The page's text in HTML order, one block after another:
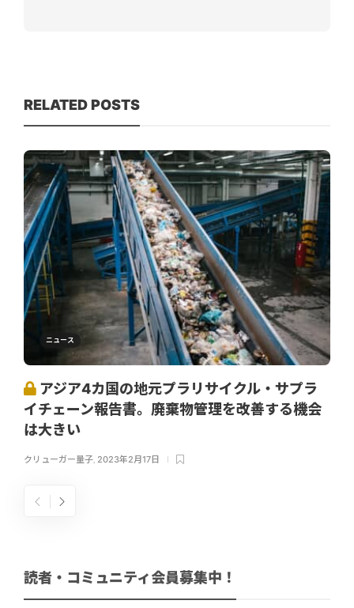
RELATED POSTS
ニュース
アジア4カ国の地元プラリサイクル・サプラ
イチェーン報告書。廃棄物管理を改善する機会
は大きい
クリューガー量子, 2023年2月17日
読者・コミュニティ会員募集中！